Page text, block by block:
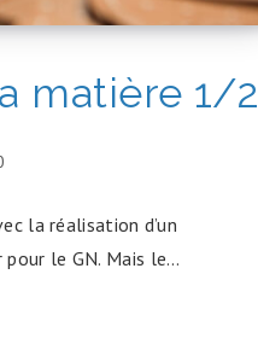
matière 1/2
la réalisation d’un
pour le GN. Mais le…